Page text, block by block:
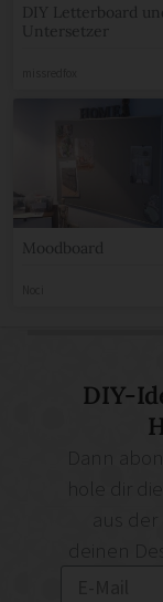
DIY Letterboard
Untersetzer
Moodboard
DIY-
deinen